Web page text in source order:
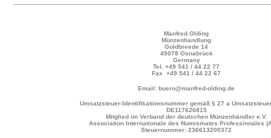
Manfred Olding
Münzenhandlung
Goldbreede 14
49078 Osnabrück
Germany
Tel. +49 541 / 44 22 77
Fax +49 541 / 44 22 67
Email: buero@manfred-olding.de
Umsatzsteuer-Identifikationsnummer gemäß § 27 a
DE117626815
Mitglied im Verband der deutschen Münzenhändler e.V.
Association Internationale des Numismates Professinnales
Steuernummer: 236613200372